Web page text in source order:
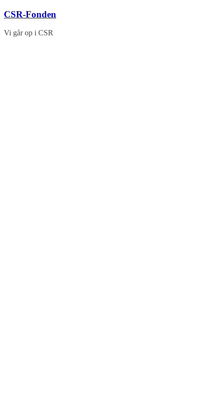
Skip
content
CSR-Fonden
Vi går op i CSR